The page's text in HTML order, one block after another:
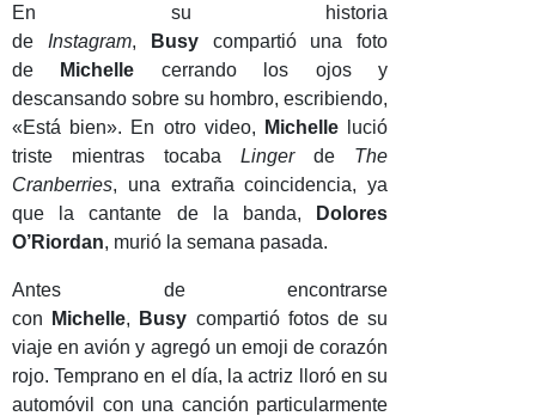
En su historia
de Instagram, Busycompartió una foto
de
Michelle cerrando los ojos y
descansando sobre su hombro, escribiendo,
«Está bien». En otro video,
Michelle lució
triste mientras tocabaLingerde The
Cranberries, una extraña coincidencia, ya
que la cantante de la banda,
Dolores
O’Riordan, murió la semana pasada.
Antes de encontrarse
con
Michelle, Busy compartió fotos de su
viaje en avión y agregó un emoji de corazón
rojo. Temprano en el día, la actriz lloró en su
automóvil con una canción particularmente